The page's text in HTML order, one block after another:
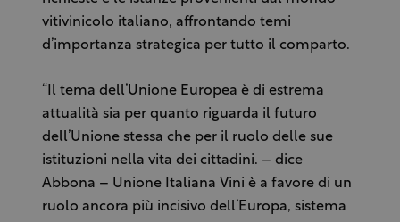
vitivinicolo italiano, affrontando temi
d’importanza strategica per tutto il comparto.
“Il tema dell’Unione Europea è di estrema
attualità sia per quanto riguarda il futuro
dell’Unione stessa che per il ruolo delle sue
istituzioni nella vita dei cittadini. – dice
Abbona – Unione Italiana Vini è a favore di un
ruolo ancora più incisivo dell’Europa, sistema